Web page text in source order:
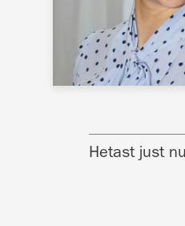
Hetast just nu